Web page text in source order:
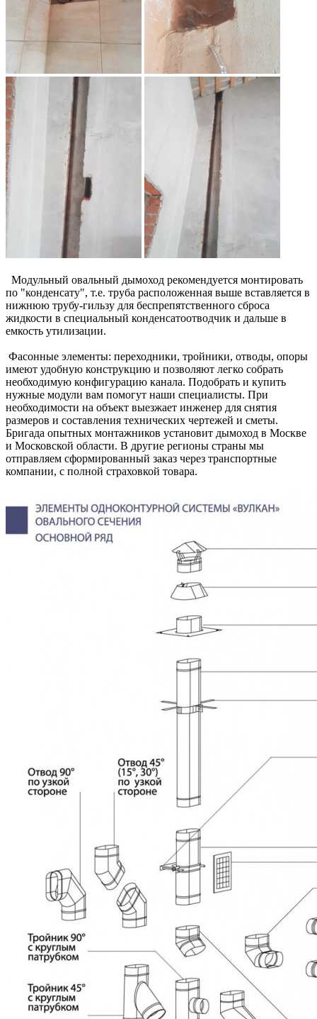
Модульный овальный дымоход рекомендуется монтировать
по "конденсату", т.е. труба расположенная выше вставляется в
нижнюю трубу-гильзу для беспрепятственного сброса
жидкости в специальный конденсатоотводчик и дальше в
емкость утилизации.
Фасонные элементы: переходники, тройники, отводы, опоры
имеют удобную конструкцию и позволяют легко собрать
необходимую конфигурацию канала. Подобрать и купить
нужные модули вам помогут наши специалисты. При
необходимости на объект выезжает инженер для снятия
размеров и составления технических чертежей и сметы.
Бригада опытных монтажников установит дымоход в Москве
и Московской области. В другие регионы страны мы
отправляем сформированный заказ через транспортные
компании, с полной страховкой товара.